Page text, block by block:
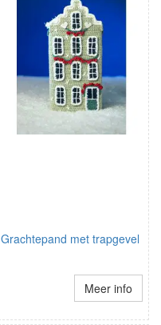
Grachtepand met trapgevel
Meer info